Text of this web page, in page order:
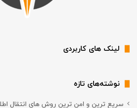
لینک های کاربردی
نوشته‌های تازه
سریع ترین و امن ترین روش های انتقال